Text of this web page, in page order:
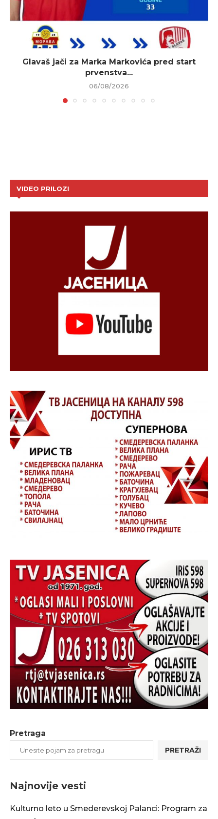
Glavaš jači za Marka Markovića pred start
prvenstva...
06/08/2026
VIDEO PRILOZI
Pretraga
PRETRAŽI
Najnovije vesti
Kulturno leto u Smederevskoj Palanci: Program za